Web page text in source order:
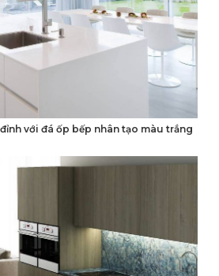
với đá ốp bếp nhân tạo màu trắng